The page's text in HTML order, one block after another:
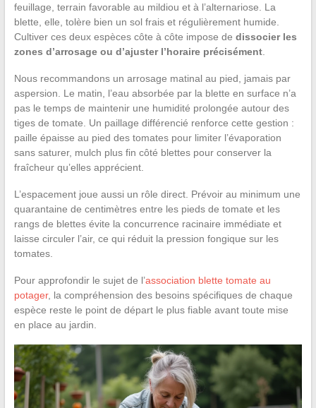
feuillage, terrain favorable au mildiou et à l’alternariose. La
blette, elle, tolère bien un sol frais et régulièrement humide.
Cultiver ces deux espèces côte à côte impose de dissocier les
zones d’arrosage ou d’ajuster l’horaire précisément.
Nous recommandons un arrosage matinal au pied, jamais par
aspersion. Le matin, l’eau absorbée par la blette en surface n’a
pas le temps de maintenir une humidité prolongée autour des
tiges de tomate. Un paillage différencié renforce cette gestion :
paille épaisse au pied des tomates pour limiter l’évaporation
sans saturer, mulch plus fin côté blettes pour conserver la
fraîcheur qu’elles apprécient.
L’espacement joue aussi un rôle direct. Prévoir au minimum une
quarantaine de centimètres entre les pieds de tomate et les
rangs de blettes évite la concurrence racinaire immédiate et
laisse circuler l’air, ce qui réduit la pression fongique sur les
tomates.
Pour approfondir le sujet de l’association blette tomate au
potager, la compréhension des besoins spécifiques de chaque
espèce reste le point de départ le plus fiable avant toute mise
en place au jardin.